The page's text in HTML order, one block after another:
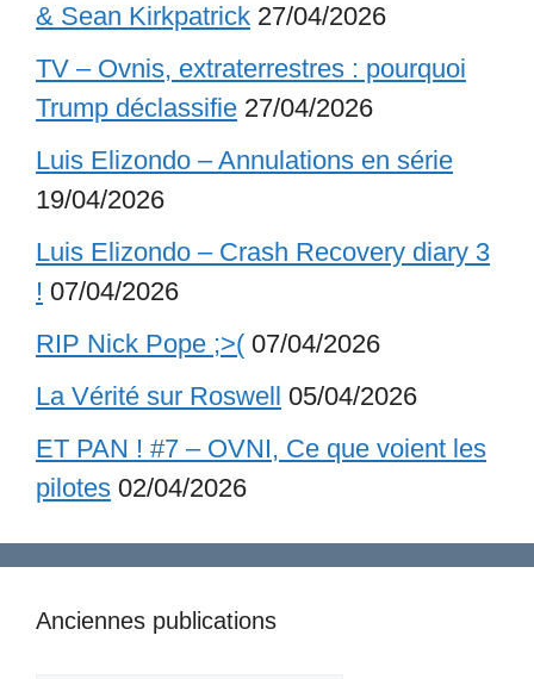
& Sean Kirkpatrick 27/04/2026
TV – Ovnis, extraterrestres : pourquoi
Trump déclassifie 27/04/2026
Luis Elizondo – Annulations en série
19/04/2026
Luis Elizondo – Crash Recovery diary 3
! 07/04/2026
RIP Nick Pope ;>( 07/04/2026
La Vérité sur Roswell 05/04/2026
ET PAN ! #7 – OVNI, Ce que voient les
pilotes 02/04/2026
Anciennes publications